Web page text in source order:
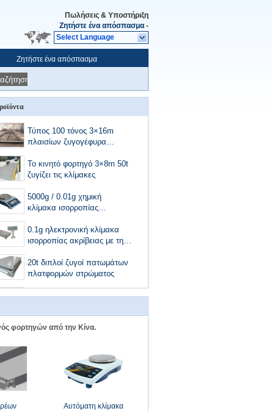
Πωλήσεις & Υποστήριξη
Ζητήστε ένα απόσπασμα -
Select Language
Ζητήστε ένα απόσπασμα
Τύπος 100 τόνος 3×16m
πλαισίων ζυγογέφυρα
Το κινητό φορτηγό 3×8m 50t
ζυγίζει τις κλίμακες
5000g / 0.01g χημική
κλίμακα ισορροπίας
0.1g ηλεκτρονική κλίμακα
ισορροπίας ακρίβειας με την
20t διπλοί ζυγοί πατωμάτων
πλατφορμών στρώματος
Αντιδιαβρωτικός σε σχήμα υ
φορτηγών από την Κίνα.
Αυτόματη κλίμακα